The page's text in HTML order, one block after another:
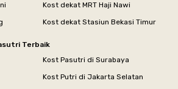
Kost dekat MRT Haji Nawi
Kost dekat Stasiun Bekasi Timur
Terbaik
Kost Pasutri di Surabaya
Kost Putri di Jakarta Selatan